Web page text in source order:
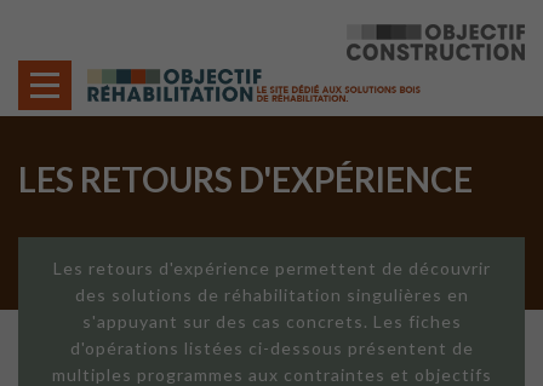
LES RETOURS D'EXPÉRIENCE
Les retours d'expérience permettent de découvrir
des solutions de réhabilitation singulières en
s'appuyant sur des cas concrets. Les fiches
d'opérations listées ci-dessous présentent de
multiples programmes aux contraintes et objectifs